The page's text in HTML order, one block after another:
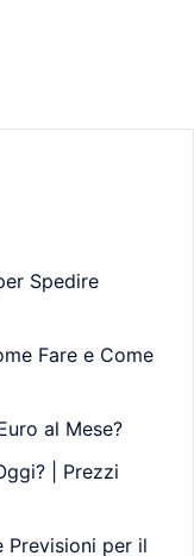
Spedire
Fare e Come
al Mese?
| Prezzi
Previsioni per il